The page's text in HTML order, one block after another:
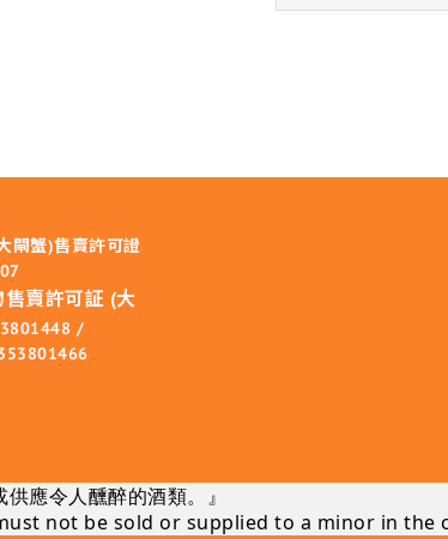
閘蟹)售賣許可證
賣許可証 (大
/
應令人醺醉的酒類。』
not be sold or supplied to a minor in the